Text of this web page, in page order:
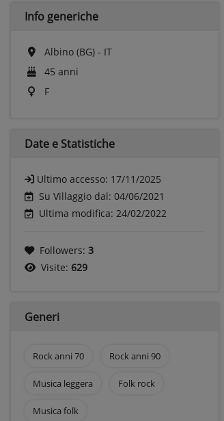
Info generiche
Albino (BG) - IT
45 anni
F
Date e Statistiche
Ultimo accesso: 17/11/2025
Su Villaggio dal: 04/06/2021
Ultima modifica: 24/02/2022
Followers: 3
Visite: 629
Generi
Rock anni 70 Rock anni 90
Musica leggera Folk rock
Musica folk